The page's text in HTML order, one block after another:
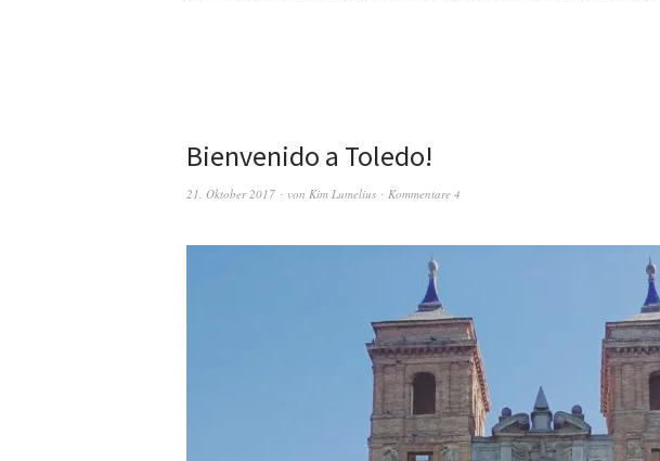
Bienvenido a Toledo!
21. Oktober 2017 von Kim Lumelius Kommentare 4